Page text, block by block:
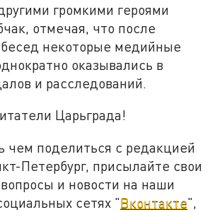
громкими героями
отмечая, что после
некоторые медийные
оказывались в
и расследований.
Царьграда!
чем поделиться с редакцией
Петербург, присылайте свои
и новости на наши
сетях "Вконтакте",